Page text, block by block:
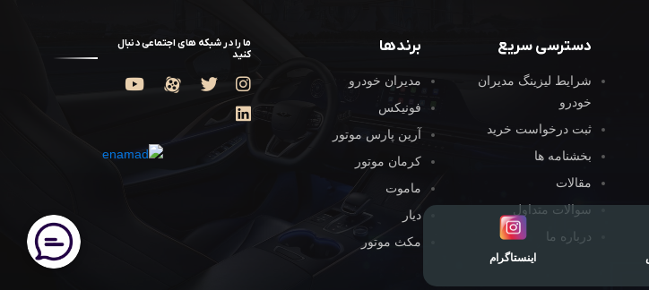
اینستاگرام
دسترسی سریع
شرایط لیزینگ مدیران
خودرو
ثبت درخواست خرید
بخشنامه ها
مقالات
سوالات متداول
درباره ما
برندها
مدیران خودرو
فونیکس
آرین پارس موتور
کرمان موتور
ماموت
دیار
مکث موتور
ما را در شبکه های اجتماعی دنبال
کنید